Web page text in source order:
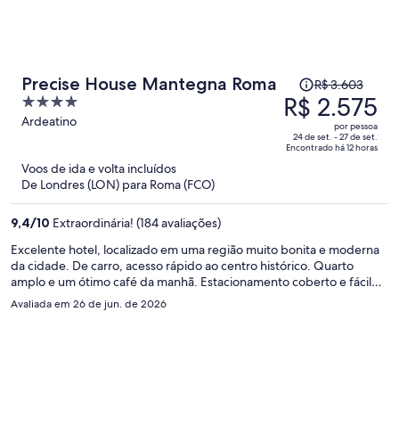
Precise House Mantegna Roma
4
out
Ardeatino
preço
era
R$ 3.603
e
pessoa
R$ 3.603
R$ 2.575
por pessoa
24 de set. - 27 de set.
Encontrado há 12 horas
Voos de ida e volta incluídos
De Londres (LON) para Roma (FCO)
9,4/10 Extraordinária! (184 avaliações)
Excelente hotel, localizado em uma região muito bonita e moderna
da cidade. De carro, acesso rápido ao centro histórico. Quarto
amplo e um ótimo café da manhã. Estacionamento coberto e fácil
de estacionar.
Avaliada em 26 de jun. de 2026